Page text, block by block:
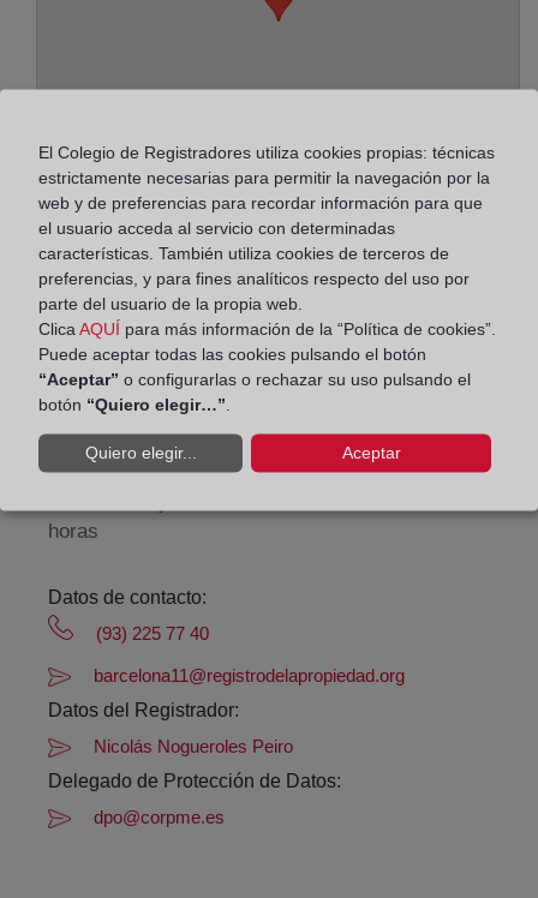
Dirección:
Paseo de la Zona Franca, 109-Edif. Torre Marina,
8038
Horario:
De lunes a viernes de 09:00 a 17:00 horas
Agosto: De lunes a viernes de 09:00 a 14:00 horas
horas
Datos de contacto:
(93) 225 77 40
barcelona11@registrodelapropiedad.org
Datos del Registrador:
Nicolás Nogueroles Peiro
Delegado de Protección de Datos:
dpo@corpme.es
El Colegio de Registradores utiliza cookies propias: técnicas
estrictamente necesarias para permitir la navegación por la
web y de preferencias para recordar información para que
el usuario acceda al servicio con determinadas
características. También utiliza cookies de terceros de
preferencias, y para fines analíticos respecto del uso por
parte del usuario de la propia web.
Clica AQUÍ para más información de la “Política de cookies”.
Puede aceptar todas las cookies pulsando el botón
“Aceptar” o configurarlas o rechazar su uso pulsando el
botón “Quiero elegir…”
Quiero elegir... Aceptar